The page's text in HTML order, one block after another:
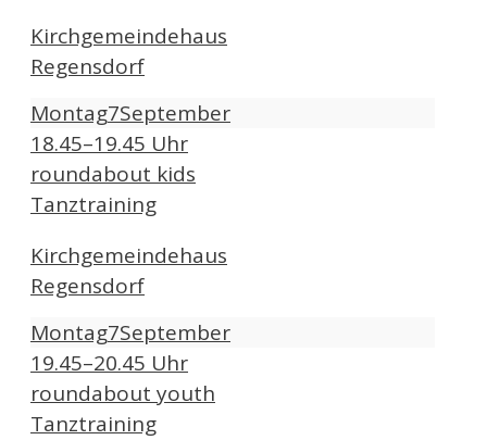
Kirchgemeindehaus
Regensdorf
Montag7September
18.45–19.45 Uhr
roundabout kids
Tanztraining
Kirchgemeindehaus
Regensdorf
Montag7September
19.45–20.45 Uhr
roundabout youth
Tanztraining